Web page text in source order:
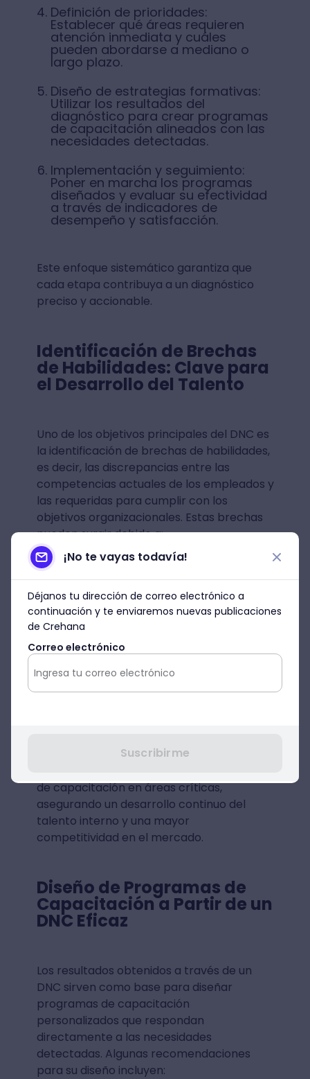
Definición de prioridades:
Establecer qué áreas requieren
atención inmediata y cuáles
pueden abordarse a mediano o
largo plazo.
Diseño de estrategias formativas:
Utilizar los resultados del
diagnóstico para crear programas
de capacitación alineados con las
necesidades detectadas.
Implementación y seguimiento:
Poner en marcha los programas
diseñados y evaluar su efectividad
a través de indicadores de
desempeño y satisfacción.
Este enfoque sistemático garantiza que
cada etapa contribuya a un diagnóstico
preciso y accionable.
Identificación de Brechas
de Habilidades: Clave para
el Desarrollo del Talento
Uno de los objetivos principales del DNC es
la identificación de brechas de habilidades,
es decir, las discrepancias entre las
competencias actuales de los empleados y
las requeridas para cumplir con los
objetivos organizacionales. Estas brechas
pueden surgir debido a:
Cambios tecnológicos que exigen
nuevas habilidades.
La evolución de los procesos
internos o externos.
La necesidad de preparar al
personal para roles más complejos
Al identificar estas brechas, el DNC permite
de capacitación en áreas críticas,
asegurando un desarrollo continuo del
talento interno y una mayor
competitividad en el mercado.
Diseño de Programas de
Capacitación a Partir de un
DNC Eficaz
Los resultados obtenidos a través de un
DNC sirven como base para diseñar
programas de capacitación
personalizados que respondan
directamente a las necesidades
detectadas. Algunas recomendaciones
para su diseño incluyen:
¡No te vayas todavía!
Déjanos tu dirección de correo electrónico a
continuación y te enviaremos nuevas publicaciones
de Crehana
Correo electrónico
Suscribirme